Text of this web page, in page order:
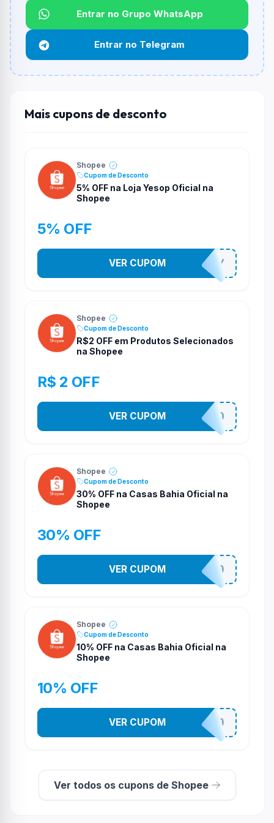
Funciona em qualquer produto?
Não necessariamente. Depende de itens participantes
e alguns vendedores ou produtos especificos podem
não aceitar cupons.
Entrar no Grupo WhatsApp
Entrar no Telegram
Mais cupons de desconto
Shopee
Cupom de Desconto
5% OFF na Loja Yesop Oficial na
Shopee
5% OFF
YESO274Y
VER CUPOM
Shopee
Cupom de Desconto
R$2 OFF em Produtos Selecionados
na Shopee
R$ 2 OFF
VNOXVHJFD
VER CUPOM
Shopee
Cupom de Desconto
30% OFF na Casas Bahia Oficial na
Shopee
30% OFF
CASATEL30
VER CUPOM
Shopee
Cupom de Desconto
10% OFF na Casas Bahia Oficial na
Shopee
10% OFF
CASATEL10
VER CUPOM
Ver todos os cupons de Shopee